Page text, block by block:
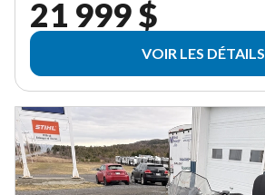
21 999 $
VOIR LES DÉTAILS